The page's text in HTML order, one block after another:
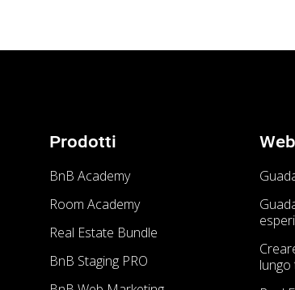
Prodotti
BnB Academy
Room Academy
Real Estate Bundle
BnB Staging PRO
lungo